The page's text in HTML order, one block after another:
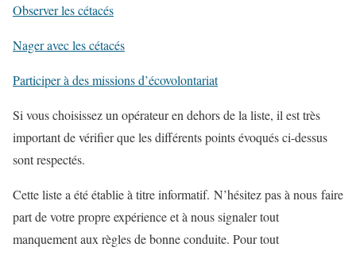
Observer les cétacés
Nager avec les cétacés
Participer à des missions d’écovolontariat
Si vous choisissez un opérateur en dehors de la liste, il est très
important de vérifier que les différents points évoqués ci-dessus
sont respectés.
Cette liste a été établie à titre informatif. N’hésitez pas à nous faire
part de votre propre expérience et à nous signaler tout
manquement aux règles de bonne conduite. Pour tout